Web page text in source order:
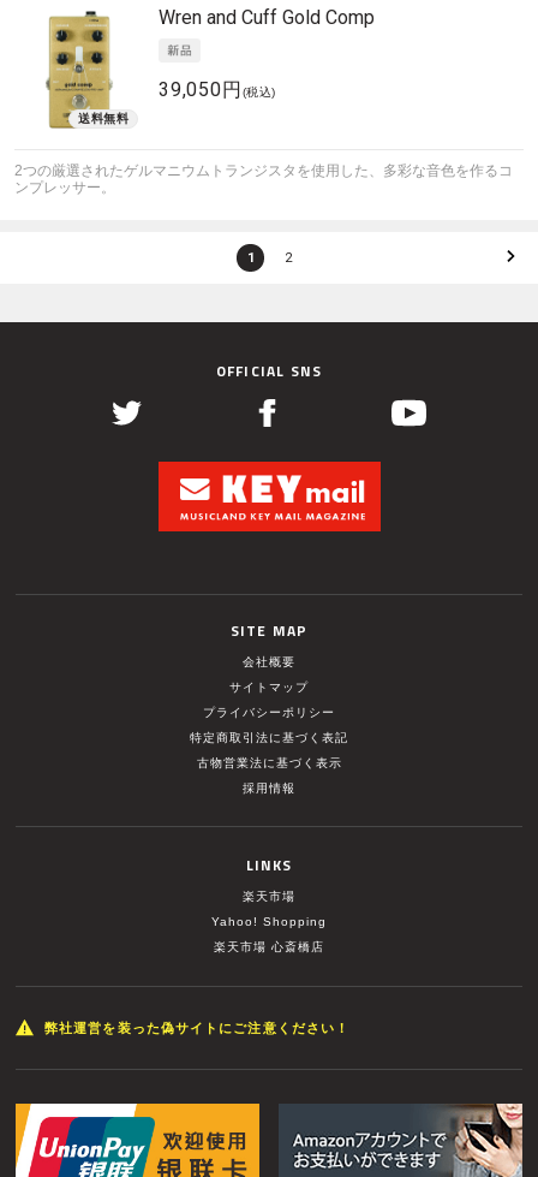
Wren and Cuff Gold Comp
39,050円 (税込)
2つの厳選されたゲルマニウムトランジスタを使用した、多彩な音色を作るコ
ンプレッサー。
1 2
OFFICIAL SNS
SITE MAP
会社概要
サイトマップ
プライバシーポリシー
特定商取引法に基づく表記
古物営業法に基づく表示
採用情報
LINKS
楽天市場
Yahoo! Shopping
楽天市場 心斎橋店
弊社運営を装った偽サイトにご注意ください！